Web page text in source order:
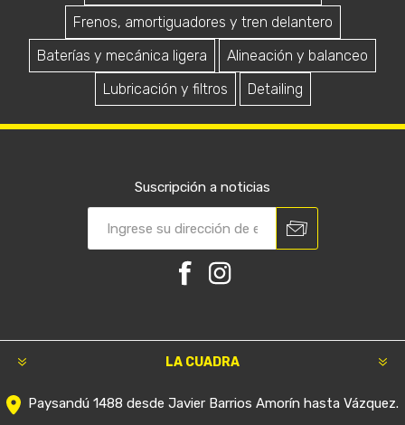
Frenos, amortiguadores y tren delantero
Baterías y mecánica ligera
Alineación y balanceo
Lubricación y filtros
Detailing
Suscripción a noticias
LA CUADRA
Paysandú 1488 desde Javier Barrios Amorín hasta Vázquez.